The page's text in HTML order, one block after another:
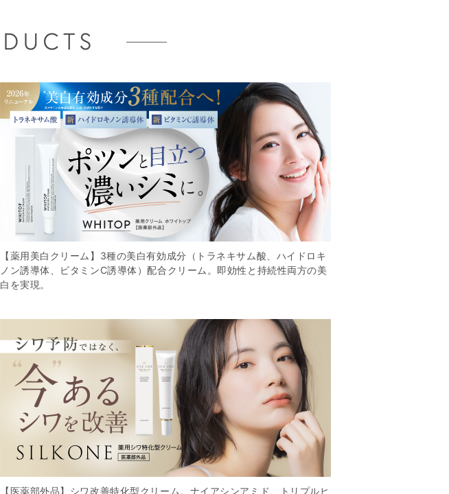
【薬用美白クリーム】3種の美白有効成分（トラネキサム酸、ハイドロキ
ノン誘導体、ビタミンC誘導体）配合クリーム。即効性と持続性両方の美
白を実現。
【医薬部外品】シワ改善特化型クリーム。ナイアシンアミド、トリプルヒ